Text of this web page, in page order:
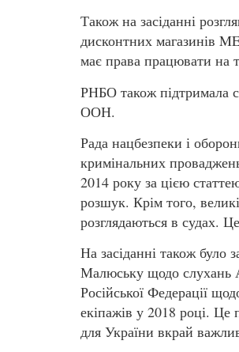
Також на засіданні
дисконтних магазинів
має права працювати на
РНБО також підтримала
ООН.
Рада нацбезпеки і
кримінальних
2014 року за цією
розшук. Крім того,
розглядаються в судах.
На засіданні також було
Малюську щодо слухань
Російської Федерації
екіпажів у 2018 році. Це
для України вкрай